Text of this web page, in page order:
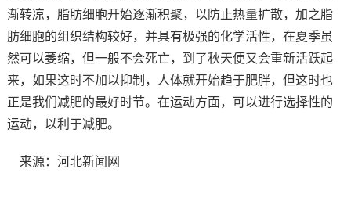
渐转凉，脂肪细胞开始逐渐积聚，以防止热量扩散，加之脂
肪细胞的组织结构较好，并具有极强的化学活性，在夏季虽
然可以萎缩，但一般不会死亡，到了秋天便又会重新活跃起
来，如果这时不加以抑制，人体就开始趋于肥胖，但这时也
正是我们减肥的最好时节。在运动方面，可以进行选择性的
运动，以利于减肥。
来源：河北新闻网